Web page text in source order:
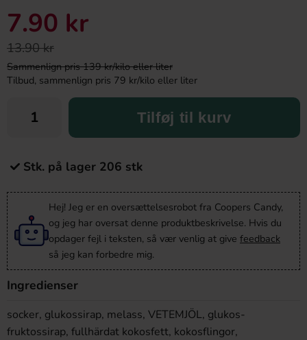
7.90 kr
13.90 kr
Sammenlign pris 139 kr/kilo eller liter
Tilbud, sammenlign pris 79 kr/kilo eller liter
Tilføj til kurv
Stk. på lager 206 stk
Hej! Jeg er en oversættelsesrobot fra Coopers Candy,
og jeg har oversat denne produktbeskrivelse. Hvis du
opdager fejl i teksten, så vær venlig at give feedback
så jeg kan forbedre mig.
Ingredienser
socker, glukossirap, melass, VETEMJÖL, glukos-
fruktossirap, fullhärdat kokosfett, kokosflingor,